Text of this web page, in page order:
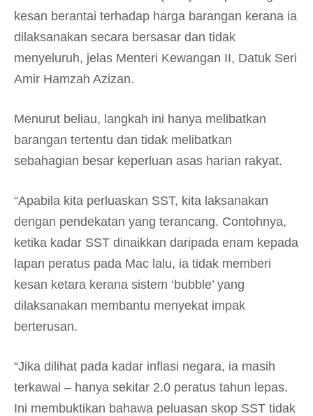
kesan berantai terhadap harga barangan kerana ia
dilaksanakan secara bersasar dan tidak
menyeluruh, jelas Menteri Kewangan II, Datuk Seri
Amir Hamzah Azizan.
Menurut beliau, langkah ini hanya melibatkan
barangan tertentu dan tidak melibatkan
sebahagian besar keperluan asas harian rakyat.
“Apabila kita perluaskan SST, kita laksanakan
dengan pendekatan yang terancang. Contohnya,
ketika kadar SST dinaikkan daripada enam kepada
lapan peratus pada Mac lalu, ia tidak memberi
kesan ketara kerana sistem ‘bubble’ yang
dilaksanakan membantu menyekat impak
berterusan.
“Jika dilihat pada kadar inflasi negara, ia masih
terkawal – hanya sekitar 2.0 peratus tahun lepas.
Ini membuktikan bahawa peluasan skop SST tidak